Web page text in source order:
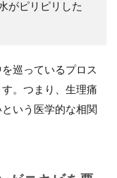
がピリピリした
巡っているプロス
。つまり、 生理痛
という医学的な相関